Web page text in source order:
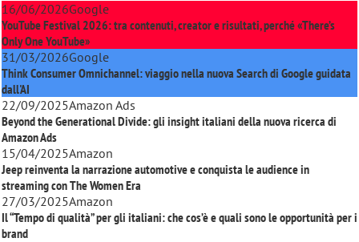
16/06/2026Google
YouTube Festival 2026: tra contenuti, creator e risultati, perché «There’s
Only One YouTube»
31/03/2026Google
Think Consumer Omnichannel: viaggio nella nuova Search di Google guidata
dall'AI
22/09/2025Amazon Ads
Beyond the Generational Divide: gli insight italiani della nuova ricerca di
Amazon Ads
15/04/2025Amazon
Jeep reinventa la narrazione automotive e conquista le audience in
streaming conThe Women Era
27/03/2025Amazon
Il “Tempo di qualità” per gli italiani: che cos’è e quali sono le opportunità per i
brand